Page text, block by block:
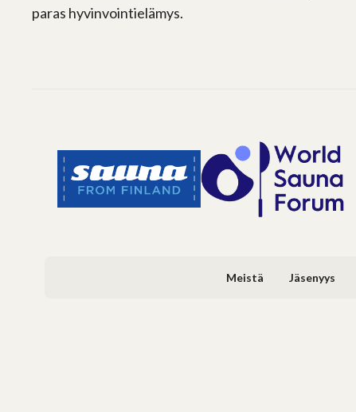
paras hyvinvointielämys.
Meistä Jäsenyys